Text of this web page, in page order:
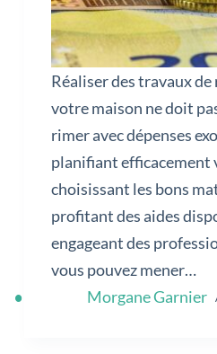
Réaliser des travaux
votre maison ne doit
rimer avec dépenses
planifiant efficacement
choisissant les bons
profitant des aides
engageant des
vous pouvez mener…
Morgane Garnier